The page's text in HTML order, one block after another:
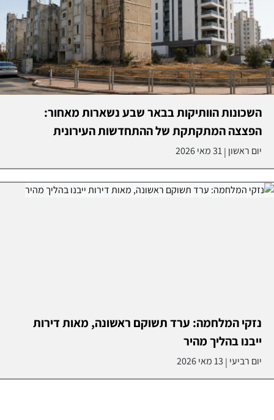
השכונות הוותיקות בבאר שבע נשארות מאחור:
הפצצה המתקתקת של ההתחדשות העירונית
יום ראשון |31 מאי 2026
נזקי המלחמה: ערד תשוקם ראשונה, מאות דירות
ייבנו בהליך מהיר
יום רביעי | 13 מאי 2026